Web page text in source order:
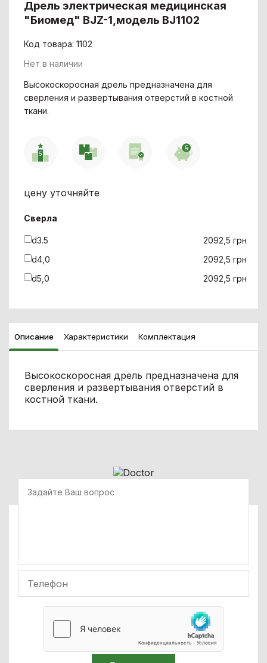
Дрель электрическая медицинская
"Биомед" BJZ-1,модель BJ1102
Код товара: 1102
Нет в наличии
Высокоскоросная дрель предназначена для
сверления и развертывания отверстий в костной
ткани.
цену уточняйте
Сверла
d3.5
2092,5 грн
d4,0
2092,5 грн
d5,0
2092,5 грн
Описание Характеристики Комплектация
Высокоскоросная дрель предназначена для
сверления и развертывания отверстий в
костной ткани.